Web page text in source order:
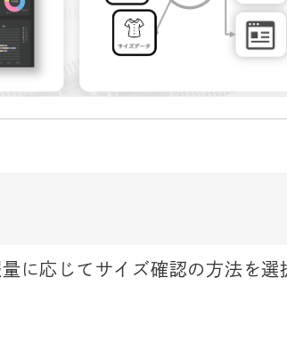
に応じてサイズ確認の方法を選